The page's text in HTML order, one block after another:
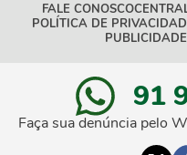
FALE CONOSCO
POLÍTICA DE
91
Faça sua denúncia pelo